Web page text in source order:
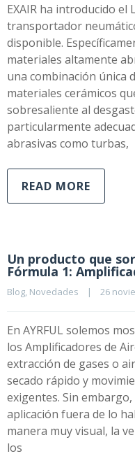
EXAIR ha introducido el
transportador
disponible.
materiales altamente
una combinación única
materiales cerámicos
sobresaliente al
particularmente
abrasivas como turbas,
READ MORE
Un producto que
Fórmula 1:
Blog, Novedades | 26
En AYRFUL solemos
los Amplificadores de
extracción de gases o
secado rápido y
exigentes. Sin
aplicación fuera de lo
manera muy visual, la
los